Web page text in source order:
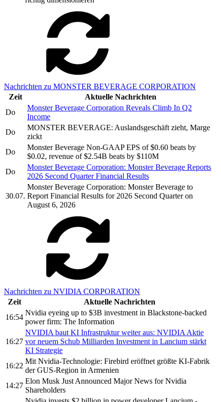
Nachrichten zu MONSTER BEVERAGE CORPORATION
Zeit
Aktuelle Nachrichten
Do
Monster Beverage Corporation Reveals Climb In Q2
Income
Do
MONSTER BEVERAGE: Auslandsgeschäft zieht, Marge
zickt
Do
Monster Beverage Non-GAAP EPS of $0.60 beats by
$0.02, revenue of $2.54B beats by $110M
Do
Monster Beverage Corporation: Monster Beverage Reports
2026 Second Quarter Financial Results
30.07.
Monster Beverage Corporation: Monster Beverage to
Report Financial Results for 2026 Second Quarter on
August 6, 2026
Nachrichten zu NVIDIA CORPORATION
Zeit
Aktuelle Nachrichten
16:54
Nvidia eyeing up to $3B investment in Blackstone-backed
power firm: The Information
16:27
NVIDIA baut KI Infrastruktur weiter aus: NVIDIA Aktie
vor neuem Schub Milliarden Investment in Lancium stärkt
KI Strategie
16:22
Mit Nvidia-Technologie: Firebird eröffnet größte KI-Fabrik
der GUS-Region in Armenien
14:27
Elon Musk Just Announced Major News for Nvidia
Shareholders